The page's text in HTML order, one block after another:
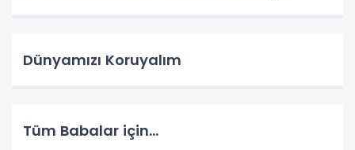
Dünyamızı Koruyalım
Tüm Babalar için...